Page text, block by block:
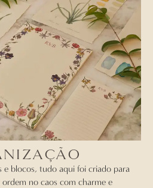
e blocos, tudo aqui foi criado para
no caos com charme e